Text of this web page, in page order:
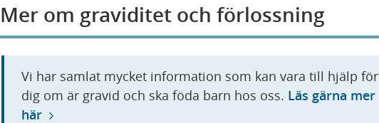
Mer om graviditet och förlossning
Vi har samlat mycket information som kan vara till hjälp för
dig om är gravid och ska föda barn hos oss. Läs gärna mer
här